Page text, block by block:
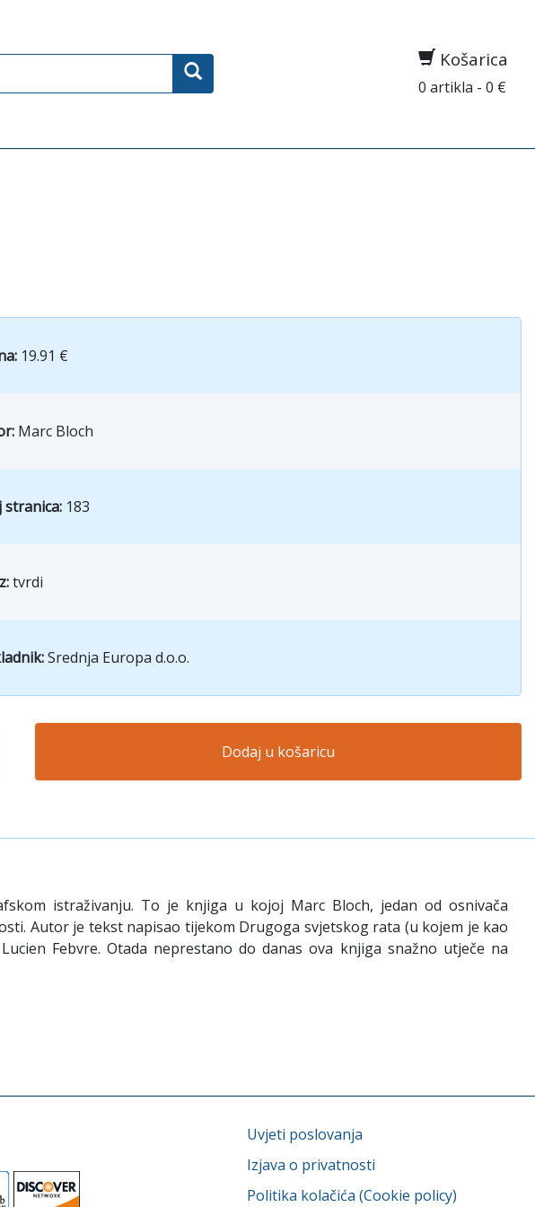
Košarica
0 artikla - 0 €
19.91 €
Marc Bloch
stranica: 183
tvrdi
Srednja Europa d.o.o.
Dodaj u košaricu
istraživanju. To je knjiga u kojoj Marc Bloch, jedan od osnivača
Autor je tekst napisao tijekom Drugoga svjetskog rata (u kojem je kao
Febvre. Otada neprestano do danas ova knjiga snažno utječe na
Uvjeti poslovanja
Izjava o privatnosti
Politika kolačića (Cookie policy)